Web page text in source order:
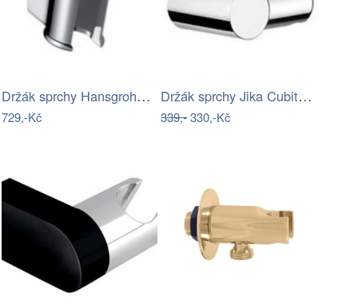
Držák sprchy Hansgrohe Porter Classic…
729,-Kč
Držák sprchy Jika Cubito na stěnu chrom…
339,-330,-Kč